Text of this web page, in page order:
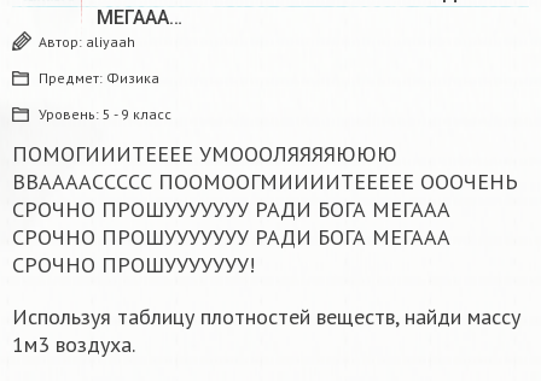
МЕГААА…
Автор: aliyaah
Предмет: Физика
Уровень: 5 - 9 класс
ПОМОГИИИТЕЕЕЕ УМОООЛЯЯЯЯЮЮЮ
ВВААААССССС ПООМООГМИИИИТЕЕЕЕЕ ОООЧЕНЬ
СРОЧНО ПРОШУУУУУУУ РАДИ БОГА МЕГААА
СРОЧНО ПРОШУУУУУУУ РАДИ БОГА МЕГААА
СРОЧНО ПРОШУУУУУУУ!
Используя таблицу плотностей веществ, найди массу
1м3 воздуха.